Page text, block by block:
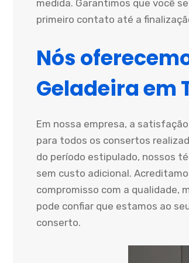
medida. Garantimos que você
primeiro contato até a
Nós
Geladeira em
Em nossa empresa, a
para todos os consertos
do período estipulado, nossos
sem custo adicional.
compromisso com a qualidade,
pode confiar que estamos ao
conserto.